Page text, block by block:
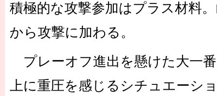
積極的な攻撃参加はプラス材料
から攻撃に加わる。
プレーオフ進出を懸けた大一
上に重圧を感じるシチュエーシ